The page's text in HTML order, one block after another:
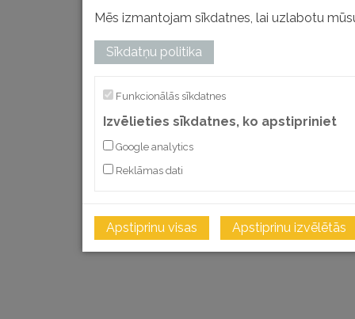
Mēs izmantojam sīkdatnes, lai uzlabotu
Sīkdatņu politika
Funkcionālās sīkdatnes
Izvēlieties sīkdatnes, ko apstipriniet
Google analytics
Reklāmas dati
Apstiprinu visas Apstiprinu izvēlētās